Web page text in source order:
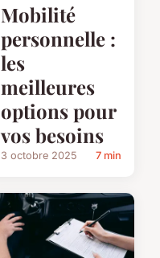
Mobilité
personnelle :
les
meilleures
options pour
vos besoins
3 octobre 2025 7 min